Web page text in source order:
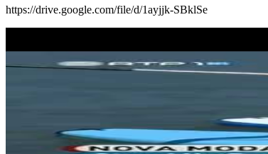
https://drive.google.com/file/d/1ayjjk-SBklSe